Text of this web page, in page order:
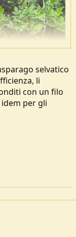
selvatico
li
con un filo
per gli